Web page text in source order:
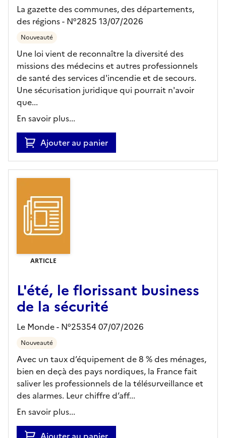
La gazette des communes, des départements,
des régions - N°2825 13/07/2026
Nouveauté
Une loi vient de reconnaître la diversité des
missions des médecins et autres professionnels
de santé des services d'incendie et de secours.
Une sécurisation juridique qui pourrait n'avoir
que...
En savoir plus...
Ajouter au panier
ARTICLE
L'été, le florissant business
de la sécurité
Le Monde - N°25354 07/07/2026
Nouveauté
Avec un taux d’équipement de 8 % des ménages,
bien en deçà des pays nordiques, la France fait
saliver les professionnels de la télésurveillance et
des alarmes. Leur chiffre d’aff...
En savoir plus...